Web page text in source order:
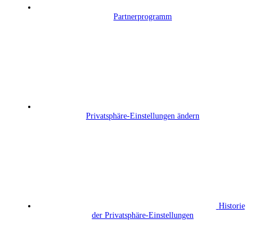
Partnerprogramm
Privatsphäre-Einstellungen ändern
Historie
der Privatsphäre-Einstellungen